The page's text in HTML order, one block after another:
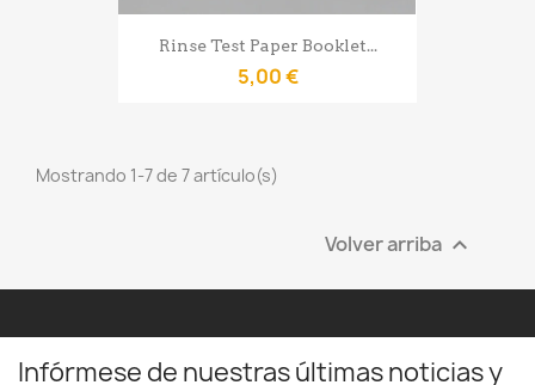
Rinse Test Paper Booklet...
5,00 €
Mostrando 1-7 de 7 artículo(s)
Volver arriba 
Infórmese de nuestras últimas noticias y